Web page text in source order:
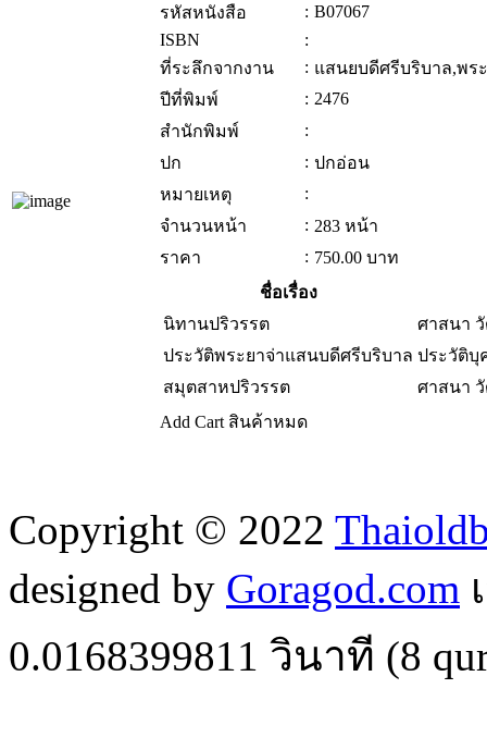
รหัสหนังสือ
: B07067
ISBN
:
ที่ระลึกจากงาน
: แสนยบดีศรีบริบาล,พร
ปีที่พิมพ์
: 2476
สำนักพิมพ์
:
ปก
: ปกอ่อน
หมายเหตุ
:
จำนวนหน้า
: 283 หน้า
ราคา
: 750.00 บาท
ชื่อเรื่อง
นิทานปริวรรต
ศาสนา
ประวัติพระยาจ่าแสนบดีศรีบริบาล ประวัติบุ
สมุตสาหปริวรรต
ศาสนา
Add Cart สินค้าหมด
Copyright © 2022
designed by Goragod.com
0.0168399811 วินาที (8